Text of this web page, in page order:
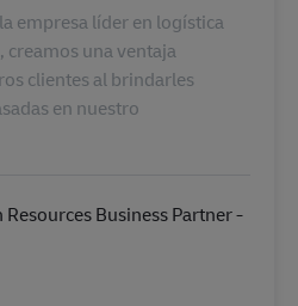
empresa líder en logística
una ventaja
clientes al brindarles
en nuestro
Business Partner -